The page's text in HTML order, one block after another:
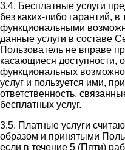
3.4. Бесплатные услуги
без каких-либо гарантий,
функциональными
данные услуги в составе
Пользователь не вправе
касающиеся доступности,
функциональных
услуг и пользуется ими,
ответственность,
бесплатных услуг.
3.5. Платные услуги
образом и принятыми
если в течение 5 (Пяти)